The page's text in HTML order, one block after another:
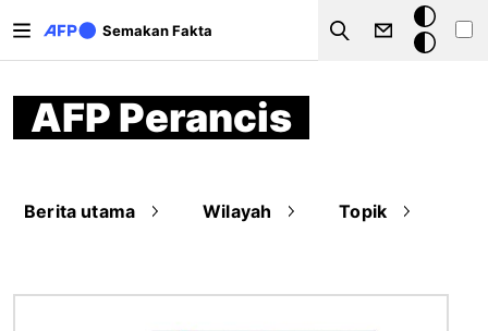
Semakan Fakta
Search
Mod
gelap
AFP Perancis
Berita utama Wilayah Topik